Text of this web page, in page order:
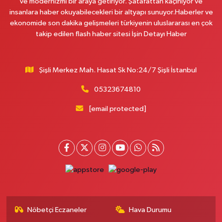
0 (542) 182 40 32 Yol Tarifi Al
Melis Hanlı Eczanesi
Üsküdar Çarşı Eczanesi
Ürün Eczanesi
Sağlığı Merkezi) karşısı
Ayda Eczanesi
insanlara haber okuyabilecekleri bir altyapı sunuyor.Haberler ve
ekonomide son dakika gelişmeleri türkiyenin uluslararası en çok
takip edilen flash haber sitesi İşin Detayı Haber
Şişli Merkez Mah. Hasat Sk No:24/7 Şişli İstanbul
05323674810
[email protected]
Nöbetçi Eczaneler Hava Durumu